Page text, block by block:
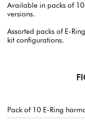
Available in packs of
versions.
Assorted packs of E-
kit configurations.
Pack of 10 E-Ring